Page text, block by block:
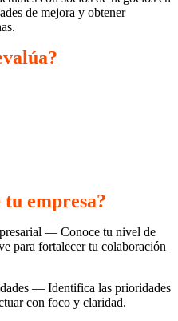
de mejora y obtener
tu empresa?
— Conoce tu nivel de
para fortalecer tu colaboración
— Identifica las prioridades
con foco y claridad.